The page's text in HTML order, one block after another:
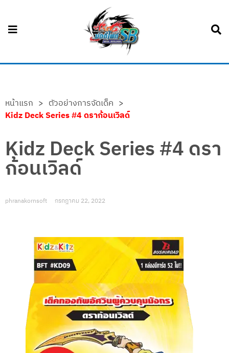
หน้าแรก > ตัวอย่างการจัดเด็ค >
Kidz Deck Series #4 ดราก้อนเวิลด์
Kidz Deck Series #4 ดรา
ก้อนเวิลด์
phranakornsoft กรกฎาคม 22, 2022